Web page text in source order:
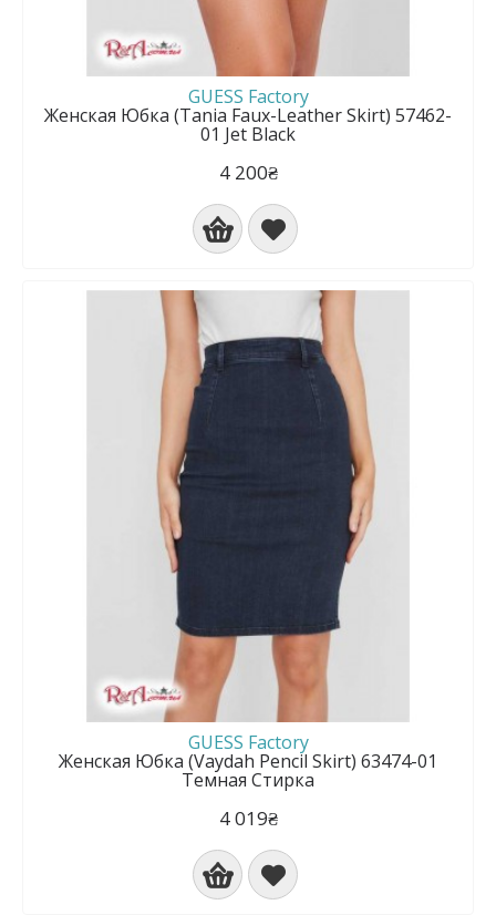
GUESS Factory
Женская Юбка (Tania Faux-Leather Skirt) 57462-
01 Jet Black
4 200₴
GUESS Factory
Женская Юбка (Vaydah Pencil Skirt) 63474-01
Темная Стирка
4 019₴